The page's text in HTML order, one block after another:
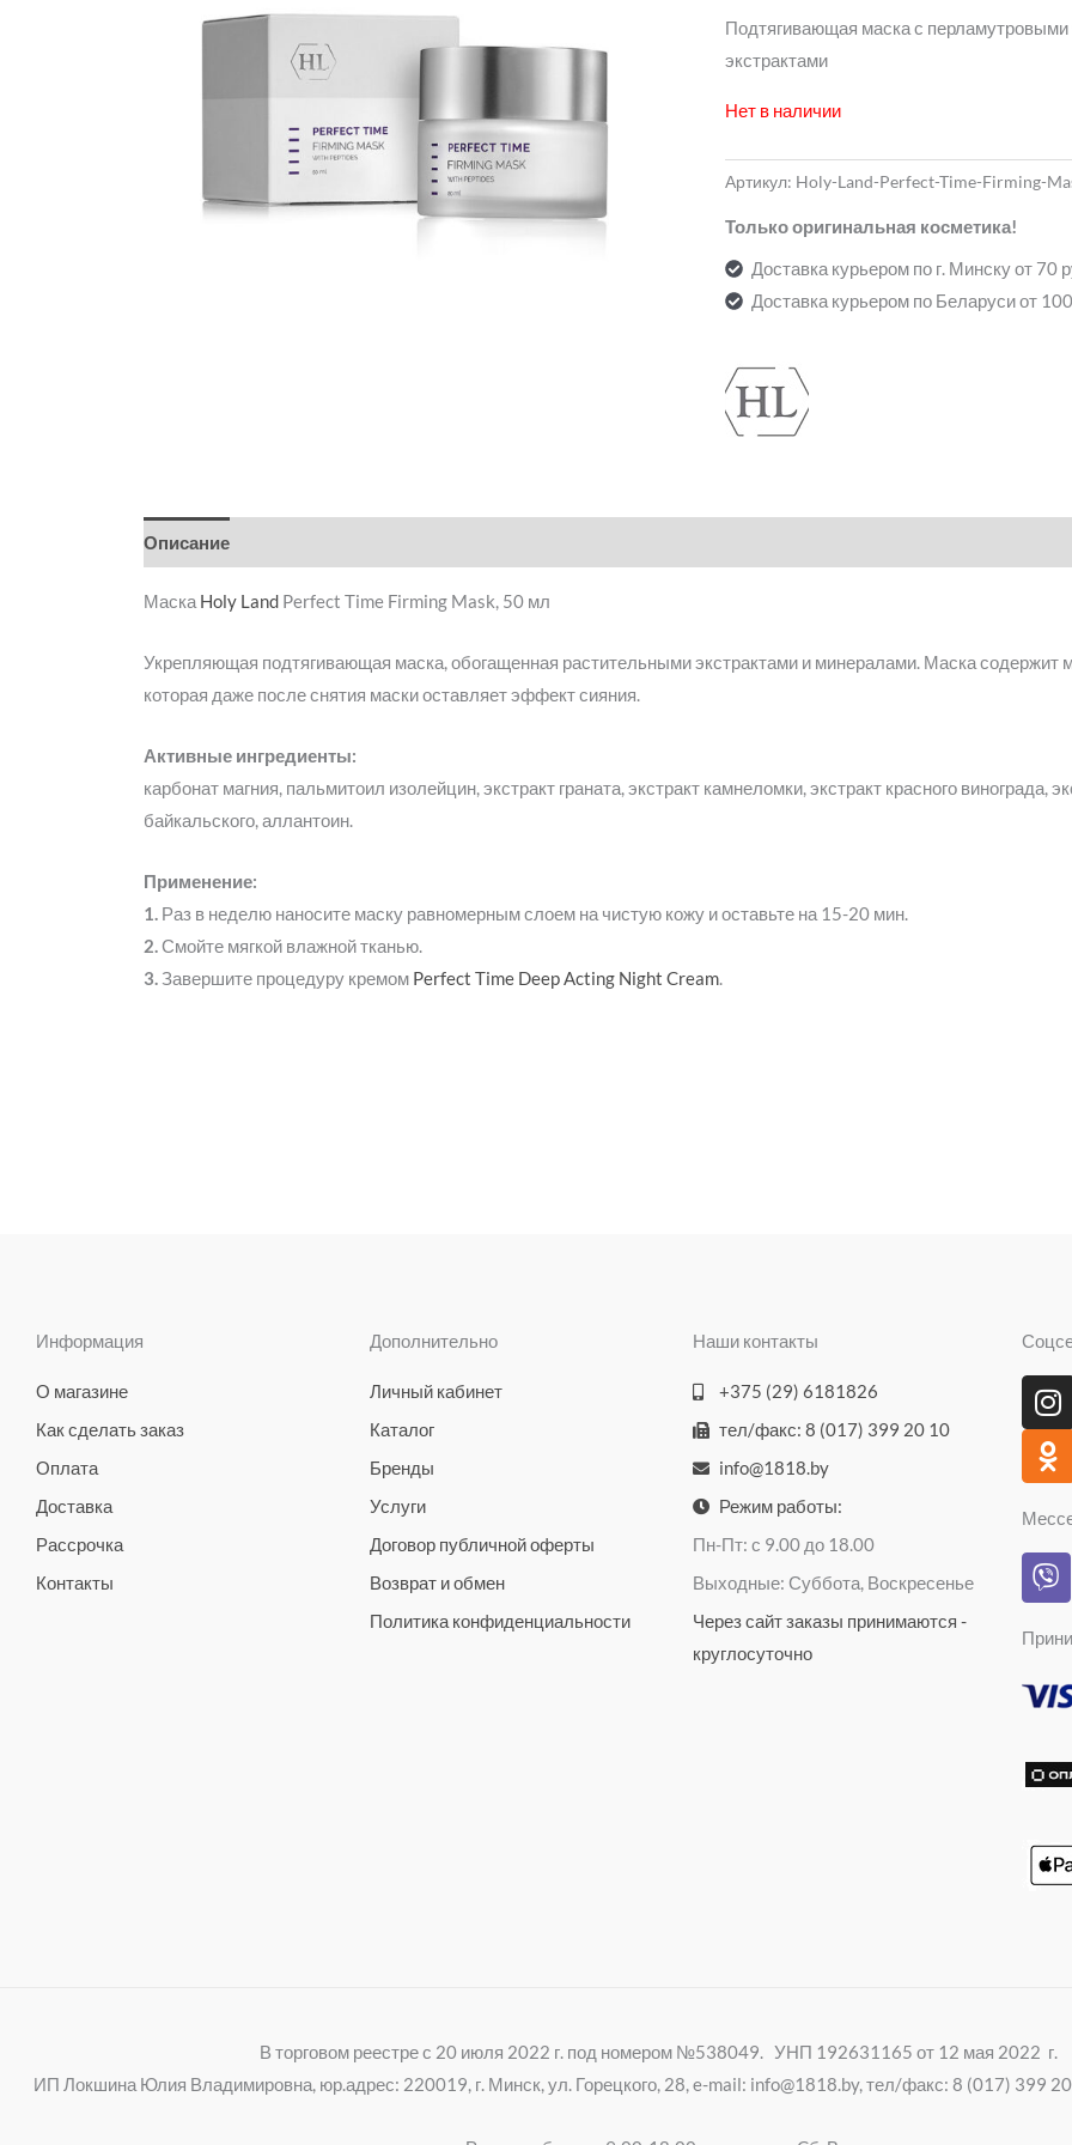
Подтягивающая маска с
экстрактами
Нет в наличии
Артикул: Holy-Land-Perfect-Time-Firming-
Только оригинальная косметика!
Доставка курьером по г. Минску от 70
Доставка курьером по Беларуси от
Описание
Маска Holy Land Perfect Time Firming Mask, 50 мл
Укрепляющая подтягивающая маска, обогащенная растительными экстрактами и минералами. Маска содержит
которая даже после снятия маски оставляет эффект сияния.
Активные ингредиенты:
карбонат магния, пальмитоил изолейцин, экстракт граната, экстракт камнеломки, экстракт красного винограда,
байкальского, аллантоин.
Применение:
1. Раз в неделю наносите маску равномерным слоем на чистую кожу и оставьте на 15-20 мин.
2.Смойте мягкой влажной тканью.
3. Завершите процедуру кремом Perfect Time Deep Acting Night Cream.
Информация
О магазине
Как сделать заказ
Оплата
Доставка
Рассрочка
Контакты
Дополнительно
Личный кабинет
Каталог
Бренды
Услуги
Договор публичной оферты
Возврат и обмен
Политика конфиденциальности
Наши контакты
+375 (29) 6181826
тел/факс: 8 (017) 399 20 10
info@1818.by
Режим работы:
Пн-Пт: с 9.00 до 18.00
Выходные: Суббота, Воскресенье
Через сайт заказы принимаются -
круглосуточно
I
n
s
t
a
r
a
m
O
d
n
o
k
a
s
s
i
k
V
i
e
В торговом реестре с 20 июля 2022 г. под номером №538049. УНП 192631165 от 12 мая 2022 г.
ИП Локшина Юлия Владимировна, юр.адрес: 220019, г. Минск, ул. Горецкого, 28, e-mail: info@1818.by, тел/факс: 8 (017) 399